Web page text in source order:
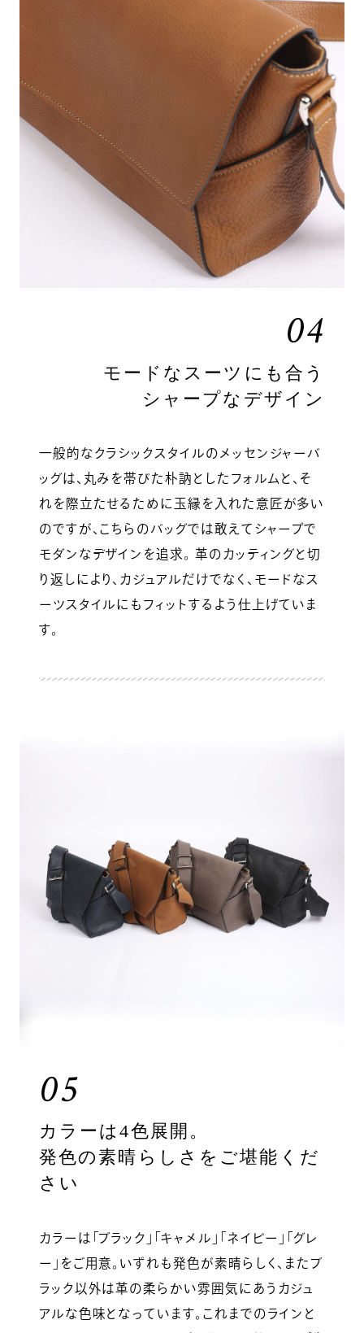
04
モードなスーツにも合う
シャープなデザイン
一般的なクラシックスタイルのメッセンジャーバ
ッグは、丸みを帯びた朴訥としたフォルムと、そ
れを際立たせるために玉縁を入れた意匠が多い
のですが、こちらのバッグでは敢えてシャープで
モダンなデザインを追求。 革のカッティングと切
り返しにより、カジュアルだけでなく、モードなス
ーツスタイルにもフィットするよう仕上げていま
す。
05
カラーは4色展開。
発色の素晴らしさをご堪能くだ
さい
カラーは「ブラック」「キャメル」「ネイビー」「グレ
ー」をご用意。いずれも発色が素晴らしく、またブ
ラック以外は革の柔らかい雰囲気にあうカジュ
アルな色味となっています。これまでのラインと